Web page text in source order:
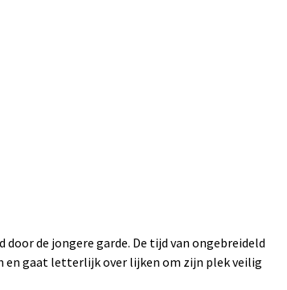
de jongere garde. De tijd van ongebreideld
en gaat letterlijk over lijken om zijn plek veilig